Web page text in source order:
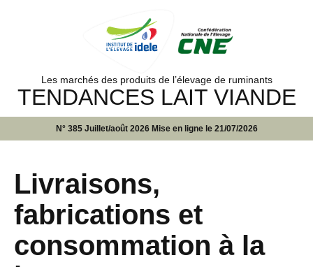
Les marchés des produits de l’élevage de ruminants
TENDANCES LAIT VIANDE
N° 385 Juillet/août 2026 Mise en ligne le 21/07/2026
Livraisons,
fabrications et
consommation à la